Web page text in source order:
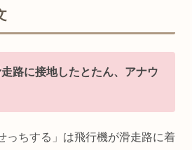
路に接地したとたん、アナウ
っちする」は飛行機が滑走路に着